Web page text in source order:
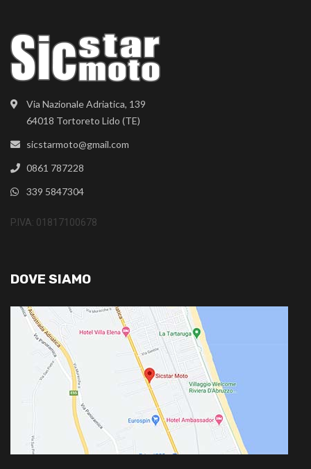
Via Nazionale Adriatica, 139
64018 Tortoreto Lido (TE)
sicstarmoto@gmail.com
0861 787228
339 5847304
P.IVA: 01817100678
DOVE SIAMO